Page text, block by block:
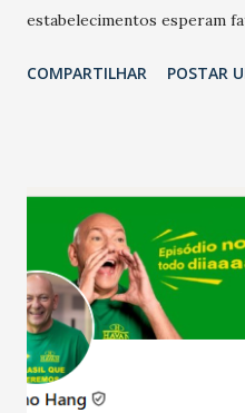
estabelecimentos esperam
relação ao último trimestre
confraternizações de fim de
Salário para um número
país tem a menor taxa de
Ainda segundo a Pesquisa,
bares e restaurantes
registraram equilíbrio
estabelecimentos no
COMPARTILHAR POSTAR